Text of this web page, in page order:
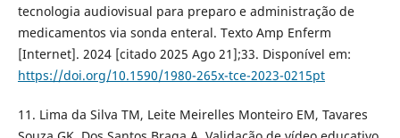
tecnologia audiovisual para preparo e administração de
medicamentos via sonda enteral. Texto Amp Enferm
[Internet]. 2024 [citado 2025 Ago 21];33. Disponível em:
https://doi.org/10.1590/1980-265x-tce-2023-0215pt
11. Lima da Silva TM, Leite Meirelles Monteiro EM, Tavares